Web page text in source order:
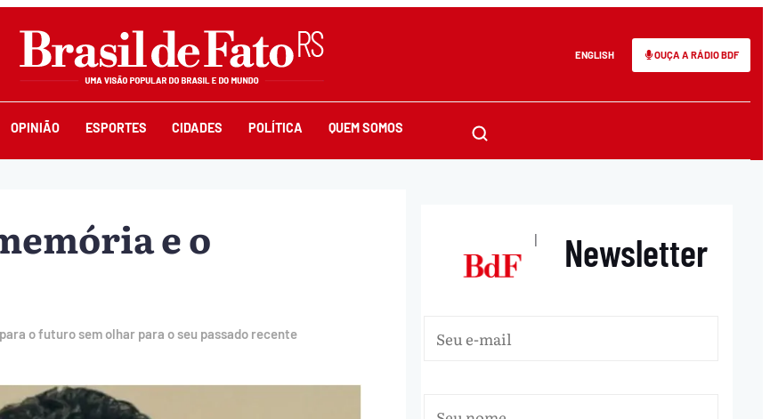
ENGLISH OUÇA A RÁDIO BDF
OPINIÃO ESPORTES CIDADES POLÍTICA QUEM SOMOS
e o
o futuro sem olhar para o seu passado recente
| Newsletter